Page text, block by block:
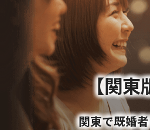
【関東
関東で既婚